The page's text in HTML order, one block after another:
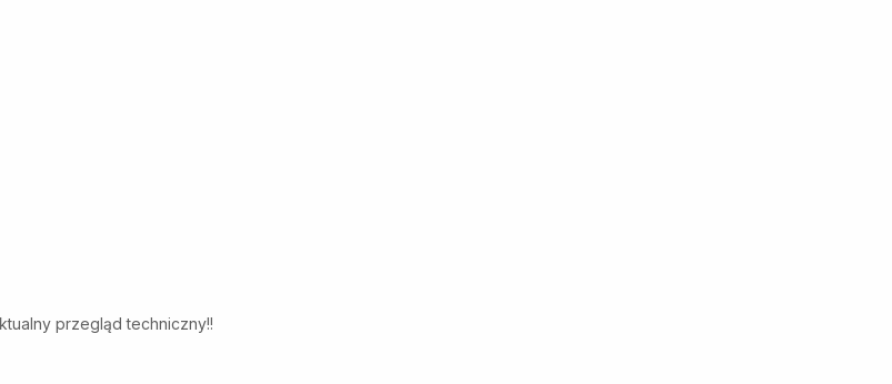
przegląd techniczny!!